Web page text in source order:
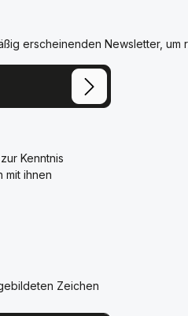
erscheinenden Newsletter,
zur Kenntnis
mit ihnen
Zeichen